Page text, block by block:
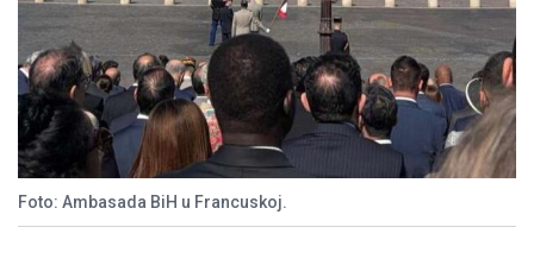
Foto: Ambasada BiH u Francuskoj.